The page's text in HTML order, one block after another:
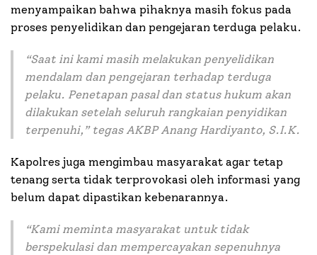
menyampaikan bahwa pihaknya masih fokus pada
proses penyelidikan dan pengejaran terduga pelaku.
“Saat ini kami masih melakukan penyelidikan
mendalam dan pengejaran terhadap terduga
pelaku. Penetapan pasal dan status hukum akan
dilakukan setelah seluruh rangkaian penyidikan
terpenuhi, ” tegas AKBP Anang Hardiyanto, S.I.K.
Kapolres juga mengimbau masyarakat agar tetap
tenang serta tidak terprovokasi oleh informasi yang
belum dapat dipastikan kebenarannya.
“Kami meminta masyarakat untuk tidak
berspekulasi dan mempercayakan sepenuhnya